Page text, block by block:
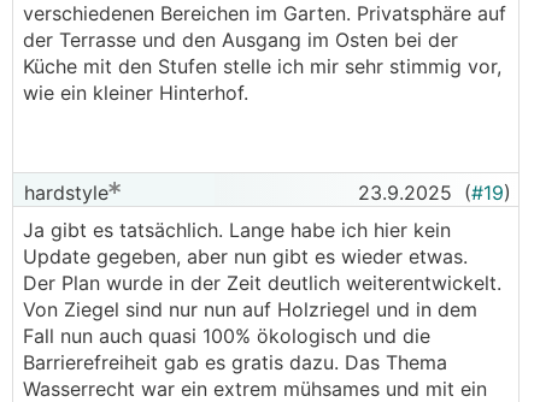
verschiedenen Bereichen im Garten. Privatsphäre auf
der Terrasse und den Ausgang im Osten bei der
Küche mit den Stufen stelle ich mir sehr stimmig vor,
wie ein kleiner Hinterhof.
hardstyle 23.9.2025 (#19)
Ja gibt es tatsächlich. Lange habe ich hier kein
Update gegeben, aber nun gibt es wieder etwas.
Der Plan wurde in der Zeit deutlich weiterentwickelt.
Von Ziegel sind nur nun auf Holzriegel und in dem
Fall nun auch quasi 100% ökologisch und die
Barrierefreiheit gab es gratis dazu. Das Thema
Wasserrecht war ein extrem mühsames und mit ein